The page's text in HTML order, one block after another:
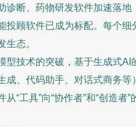
诊断、药物研发软件加速落地
投顾软件已成为标配。每个细
生态。
型技术的突破，基于生成式AI
成、代码助手、对话式商务等
“工具”向“协作者”和“创造者”